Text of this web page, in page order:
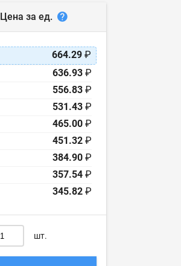
Цена за ед.
664.29 ₽
636.93 ₽
556.83 ₽
531.43 ₽
465.00 ₽
451.32 ₽
384.90 ₽
357.54 ₽
345.82 ₽
шт.